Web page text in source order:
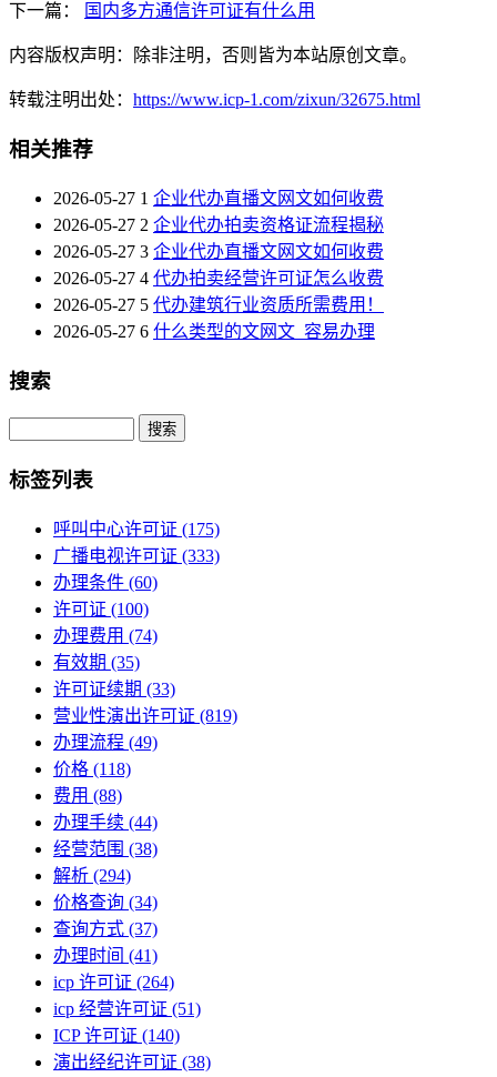
下一篇：
国内多方通信许可证有什么用
内容版权声明：除非注明，否则皆为本站原创文章。
转载注明出处： https://www.icp-1.com/zixun/32675.html
相关推荐
2026-05-27 1 企业代办直播文网文如何收费
2026-05-27 2 企业代办拍卖资格证流程揭秘
2026-05-27 3 企业代办直播文网文如何收费
2026-05-27 4 代办拍卖经营许可证怎么收费
2026-05-27 5 代办建筑行业资质所需费用！
2026-05-27 6 什么类型的文网文_容易办理
搜索
Search
标签列表
呼叫中心许可证 (175)
广播电视许可证 (333)
办理条件 (60)
许可证 (100)
办理费用 (74)
有效期 (35)
许可证续期 (33)
营业性演出许可证 (819)
办理流程 (49)
价格 (118)
费用 (88)
办理手续 (44)
经营范围 (38)
解析 (294)
价格查询 (34)
查询方式 (37)
办理时间 (41)
icp 许可证 (264)
icp 经营许可证 (51)
ICP 许可证 (140)
演出经纪许可证 (38)